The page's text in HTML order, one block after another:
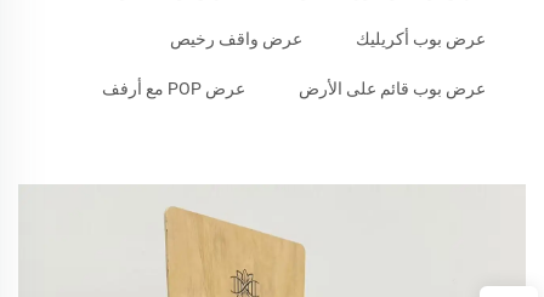
عرض بوب أكريليك عرض واقف رخيص
عرض بوب قائم على الأرض عرض POP مع أرفف